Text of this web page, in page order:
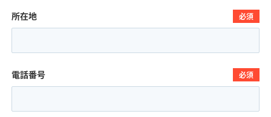
所在地 必須
電話番号 必須